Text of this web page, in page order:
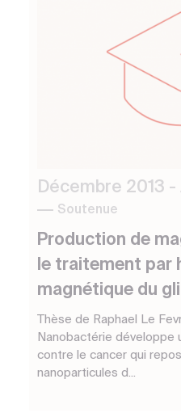
Décembre 2013 -
Soutenue
Production de
le traitement par
magnétique du
Thèse de Raphael Le
Nanobactérie développe
contre le cancer qui
nanoparticules d...